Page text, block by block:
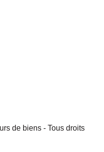
de biens - Tous droits